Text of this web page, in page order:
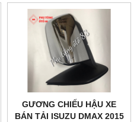
GƯƠNG CHIẾU HẬU XE
BÁN TẢI ISUZU DMAX 2015